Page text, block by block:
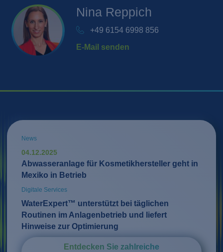
Nina Reppich
+49 6154 6998 856
E-Mail senden
News
04.12.2025
Abwasseranlage für Kosmetikhersteller geht in
Mexiko in Betrieb
Digitale Services
WaterExpert™ unterstützt bei täglichen
Routinen im Anlagenbetrieb und liefert
Hinweise zur Optimierung
Entdecken Sie zahlreiche